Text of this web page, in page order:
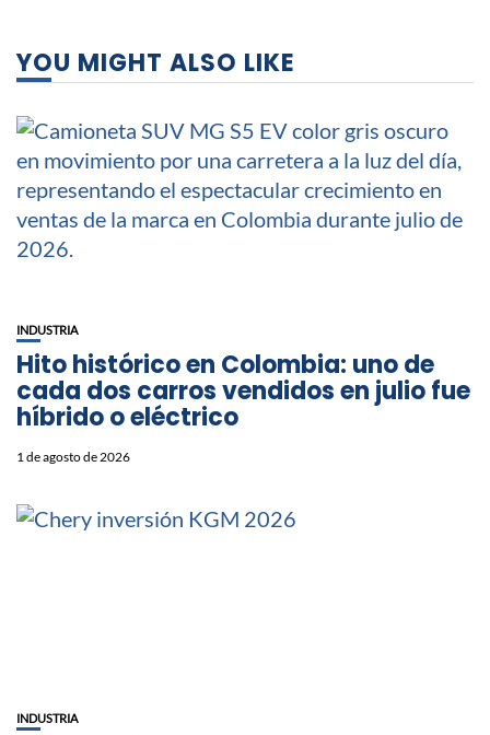
YOU MIGHT ALSO LIKE
INDUSTRIA
Hito histórico en Colombia: uno de
cada dos carros vendidos en julio fue
híbrido o eléctrico
1 de agosto de 2026
INDUSTRIA